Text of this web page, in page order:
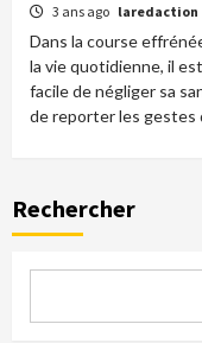
3 ans ago laredaction
Dans la course
la vie quotidienne, il est
facile de négliger sa
de reporter les gestes
Rechercher